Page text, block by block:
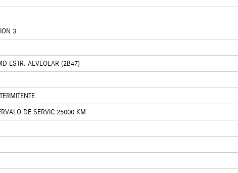
3
ESTR. ALVEOLAR (2B47)
DE SERVIC 25000 KM